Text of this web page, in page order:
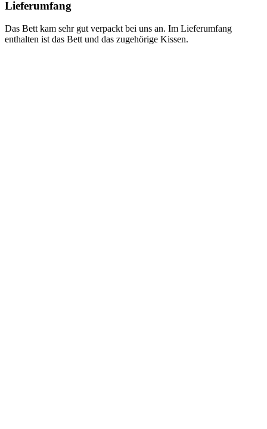
Lieferumfang
Das Bett kam sehr gut verpackt bei uns an. Im Lieferumfang
enthalten ist das Bett und das zugehörige Kissen.